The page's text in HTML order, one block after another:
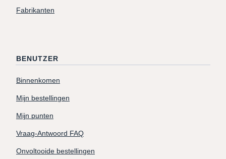
Fabrikanten
BENUTZER
Binnenkomen
Mijn bestellingen
Mijn punten
Vraag-Antwoord FAQ
Onvoltooide bestellingen